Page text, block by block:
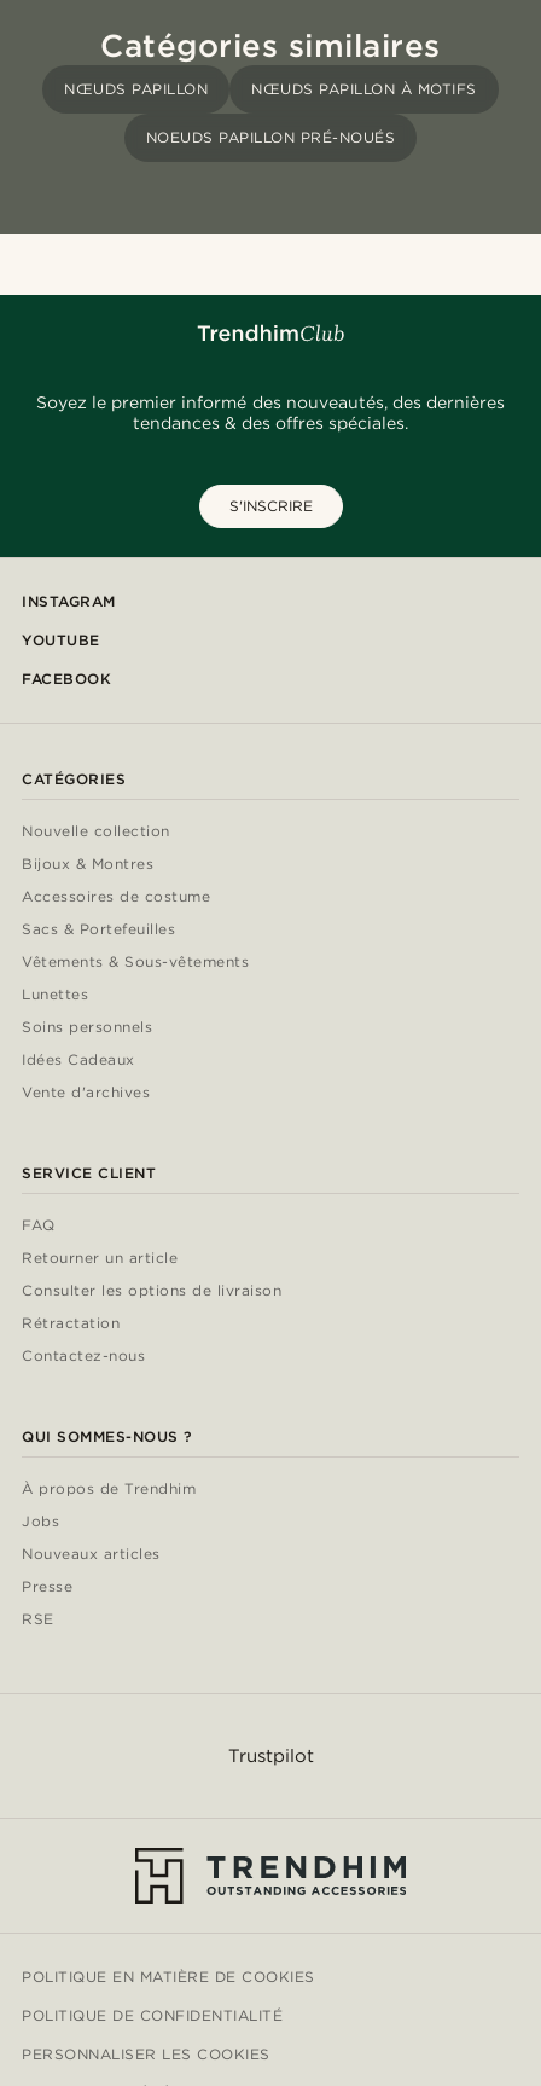
Catégories similaires
NŒUDS PAPILLON NŒUDS PAPILLON À MOTIFS
NOEUDS PAPILLON PRÉ-NOUÉS
Soyez le premier informé des nouveautés, des dernières
tendances & des offres spéciales.
S'INSCRIRE
INSTAGRAM
YOUTUBE
FACEBOOK
CATÉGORIES
Nouvelle collection
Bijoux & Montres
Accessoires de costume
Sacs & Portefeuilles
Vêtements & Sous-vêtements
Lunettes
Soins personnels
Idées Cadeaux
Vente d'archives
SERVICE CLIENT
FAQ
Retourner un article
Consulter les options de livraison
Rétractation
Contactez-nous
QUI SOMMES-NOUS ?
À propos de Trendhim
Jobs
Nouveaux articles
Presse
RSE
Trustpilot
POLITIQUE EN MATIÈRE DE COOKIES
POLITIQUE DE CONFIDENTIALITÉ
PERSONNALISER LES COOKIES